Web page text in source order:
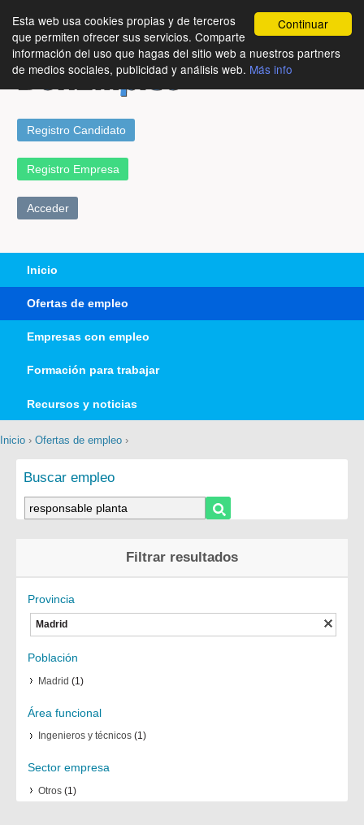
Continuar
Esta web usa cookies propias y de terceros
que permiten ofrecer sus servicios. Comparte
información del uso que hagas del sitio web a nuestros partners
de medios sociales, publicidad y análisis web. Más info
Registro Candidato
Registro Empresa
Acceder
Inicio
Ofertas de empleo
Empresas con empleo
Formación para trabajar
Recursos y noticias
Inicio › Ofertas de empleo ›
Buscar empleo
Filtrar resultados
Provincia
Madrid
Población
Madrid (1)
Área funcional
Ingenieros y técnicos(1)
Sector empresa
Otros(1)